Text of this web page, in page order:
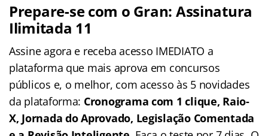
Prepare-se com o Gran: Assinatura
Ilimitada 11
Assine agora e receba acesso IMEDIATO a
plataforma que mais aprova em concursos
públicos e, o melhor, com acesso às 5 novidades
da plataforma: Cronograma com 1 clique, Raio-
X, Jornada do Aprovado, Legislação Comentada